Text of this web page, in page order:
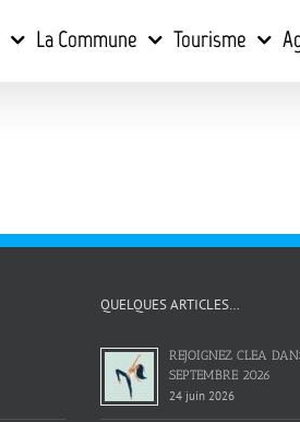
La Commune Tourisme
QUELQUES ARTICLES…
REJOIGNEZ CLEA
SEPTEMBRE 2026
24 juin 2026